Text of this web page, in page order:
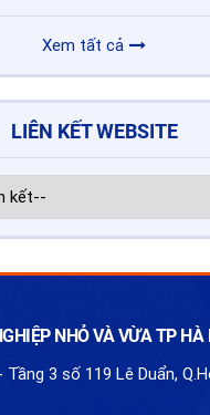
Xem tất cả
LIÊN KẾT WEBSITE
NHỎ VÀ VỪA TP HÀ
Tầng 3 số 119 Lê Duẩn,